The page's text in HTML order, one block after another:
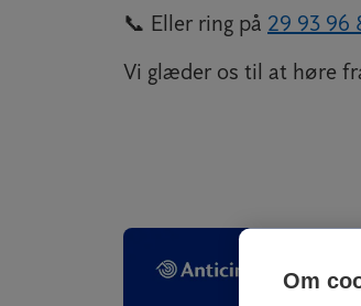
📞 Eller ring på 29 93 96
Vi glæder os til at høre
Om